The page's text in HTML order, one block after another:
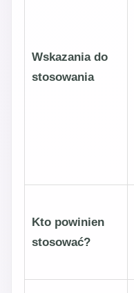
Wskazania do
stosowania
Kto powinien
stosować?